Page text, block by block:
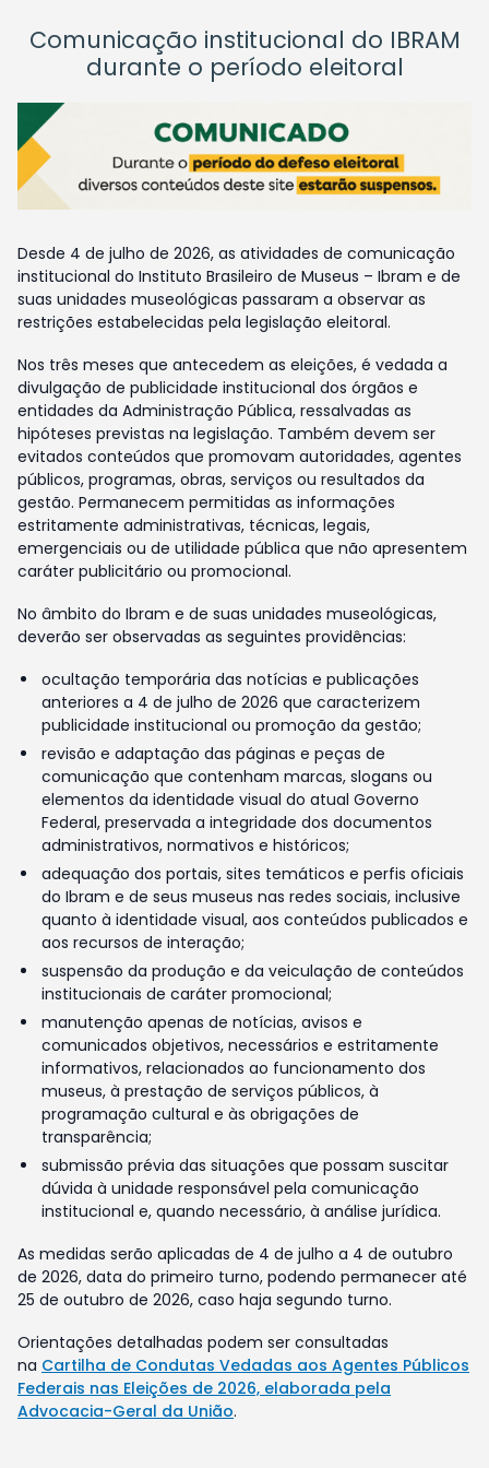
Comunicação institucional do IBRAM
durante o período eleitoral
Desde 4 de julho de 2026, as atividades de comunicação
institucional do Instituto Brasileiro de Museus – Ibram e de
suas unidades museológicas passaram a observar as
restrições estabelecidas pela legislação eleitoral.
Nos três meses que antecedem as eleições, é vedada a
divulgação de publicidade institucional dos órgãos e
entidades da Administração Pública, ressalvadas as
hipóteses previstas na legislação. Também devem ser
evitados conteúdos que promovam autoridades, agentes
públicos, programas, obras, serviços ou resultados da
gestão. Permanecem permitidas as informações
estritamente administrativas, técnicas, legais,
emergenciais ou de utilidade pública que não apresentem
caráter publicitário ou promocional.
No âmbito do Ibram e de suas unidades museológicas,
deverão ser observadas as seguintes providências:
ocultação temporária das notícias e publicações
anteriores a 4 de julho de 2026 que caracterizem
publicidade institucional ou promoção da gestão;
revisão e adaptação das páginas e peças de
comunicação que contenham marcas, slogans ou
elementos da identidade visual do atual Governo
Federal, preservada a integridade dos documentos
administrativos, normativos e históricos;
adequação dos portais, sites temáticos e perfis oficiais
do Ibram e de seus museus nas redes sociais, inclusive
quanto à identidade visual, aos conteúdos publicados e
aos recursos de interação;
suspensão da produção e da veiculação de conteúdos
institucionais de caráter promocional;
manutenção apenas de notícias, avisos e
comunicados objetivos, necessários e estritamente
informativos, relacionados ao funcionamento dos
museus, à prestação de serviços públicos, à
programação cultural e às obrigações de
transparência;
submissão prévia das situações que possam suscitar
dúvida à unidade responsável pela comunicação
institucional e, quando necessário, à análise jurídica.
As medidas serão aplicadas de 4 de julho a 4 de outubro
de 2026, data do primeiro turno, podendo permanecer até
25 de outubro de 2026, caso haja segundo turno.
Orientações detalhadas podem ser consultadas
na Cartilha de Condutas Vedadas aos Agentes Públicos
Federais nas Eleições de 2026, elaborada pela
Advocacia-Geral da União.